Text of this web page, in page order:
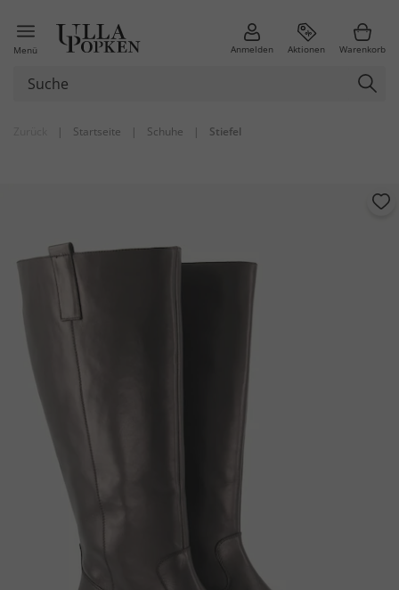
Menü Anmelden Aktionen Warenkorb
| Startseite | Schuhe | Stiefel